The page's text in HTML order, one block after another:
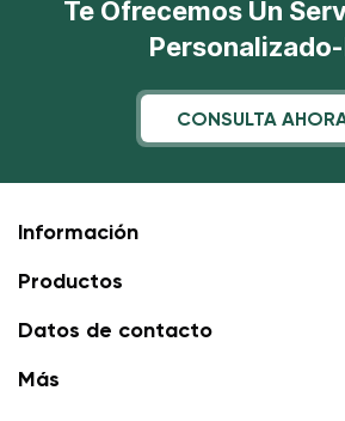
Te Ofrecemos Un
CONSULTA
Información
Productos
Datos de contacto
Más